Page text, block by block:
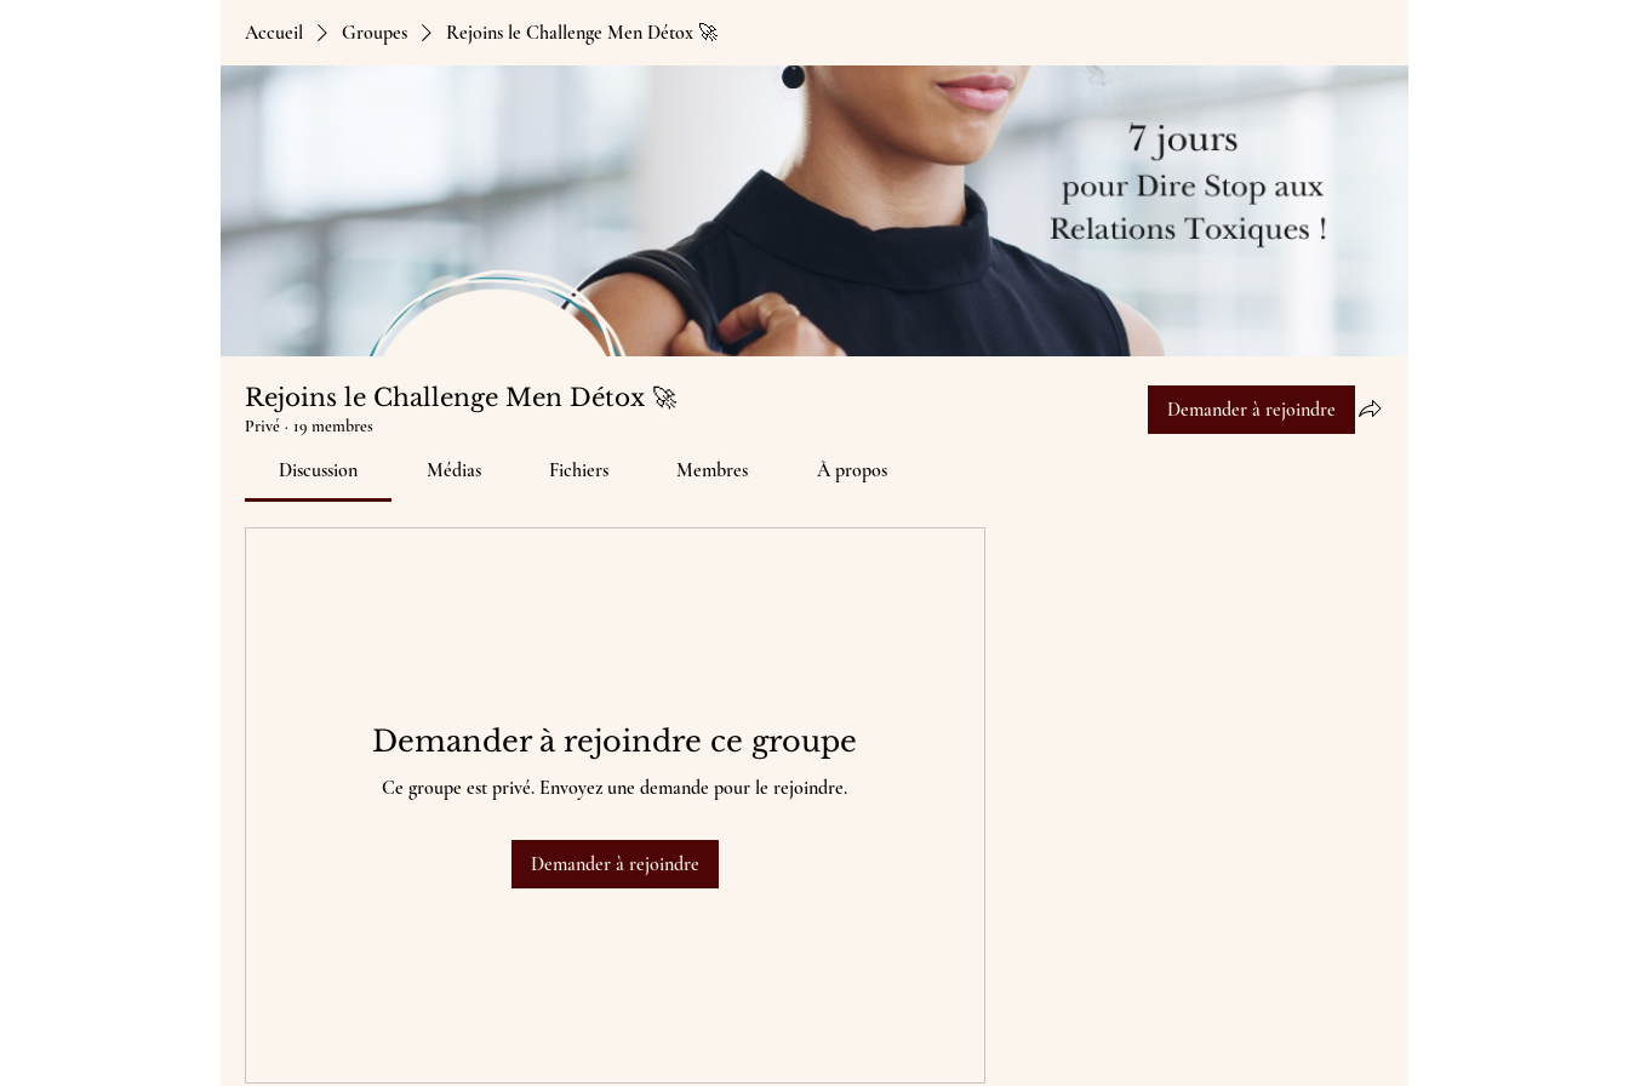
Accueil Groupes Rejoins le Challenge Men Détox 🚀
Rejoins le Challenge Men Détox 🚀
Privé · 19 membres
Demander à rejoindre
Discussion Médias Fichiers Membres À propos
Demander à rejoindre ce groupe
Ce groupe est privé. Envoyez une demande pour le rejoindre.
Demander à rejoindre